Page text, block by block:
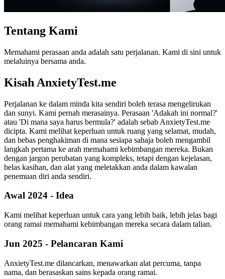
Tentang Kami
Memahami perasaan anda adalah satu perjalanan. Kami di sini untuk
melaluinya bersama anda.
Kisah AnxietyTest.me
Perjalanan ke dalam minda kita sendiri boleh terasa mengelirukan
dan sunyi. Kami pernah merasainya. Perasaan 'Adakah ini normal?'
atau 'Di mana saya harus bermula?' adalah sebab AnxietyTest.me
dicipta. Kami melihat keperluan untuk ruang yang selamat, mudah,
dan bebas penghakiman di mana sesiapa sahaja boleh mengambil
langkah pertama ke arah memahami kebimbangan mereka. Bukan
dengan jargon perubatan yang kompleks, tetapi dengan kejelasan,
belas kasihan, dan alat yang meletakkan anda dalam kawalan
penemuan diri anda sendiri.
Awal 2024 - Idea
Kami melihat keperluan untuk cara yang lebih baik, lebih jelas bagi
orang ramai memahami kebimbangan mereka secara dalam talian.
Jun 2025 - Pelancaran Kami
AnxietyTest.me dilancarkan, menawarkan alat percuma, tanpa
nama, dan berasaskan sains kepada orang ramai.